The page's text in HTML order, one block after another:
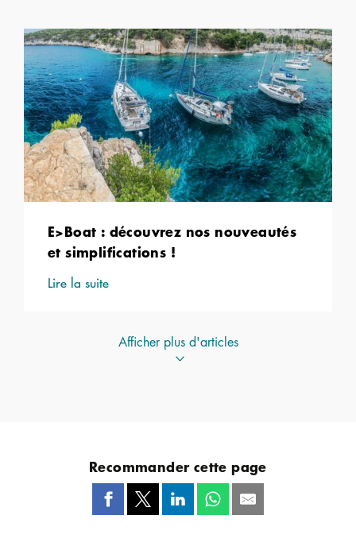
E>Boat : découvrez nos nouveautés
et simplifications !
Lire la suite
Afficher plus d'articles
Recommander cette page